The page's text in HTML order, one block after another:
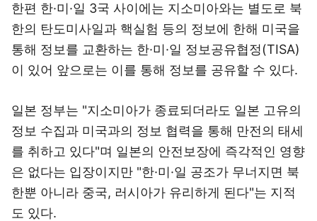
한편 한·미·일 3국 사이에는 지소미아와는 별도로 북
한의 탄도미사일과 핵실험 등의 정보에 한해 미국을
통해 정보를 교환하는 한·미·일 정보공유협정(TISA)
이 있어 앞으로는 이를 통해 정보를 공유할 수 있다.
일본 정부는 "지소미아가 종료되더라도 일본 고유의
정보 수집과 미국과의 정보 협력을 통해 만전의 태세
를 취하고 있다"며 일본의 안전보장에 즉각적인 영향
은 없다는 입장이지만 "한·미·일 공조가 무너지면 북
한뿐 아니라 중국, 러시아가 유리하게 된다"는 지적
도 있다.